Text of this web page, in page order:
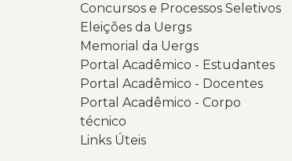
Concursos e Processos Seletivos
Eleições da Uergs
Memorial da Uergs
Portal Acadêmico - Estudantes
Portal Acadêmico - Docentes
Portal Acadêmico - Corpo
técnico
Links Úteis